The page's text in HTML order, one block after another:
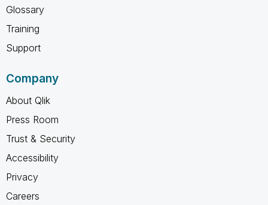
Glossary
Training
Support
Company
About Qlik
Press Room
Trust & Security
Accessibility
Privacy
Careers